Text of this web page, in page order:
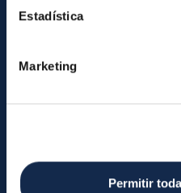
Estadística
Marketing
Permitir
Iberpay
Annual Reports
Cash